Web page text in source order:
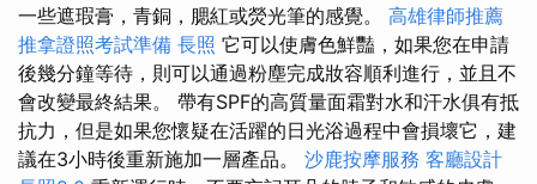
一些遮瑕膏，青銅，腮紅或熒光筆的感覺。 高雄律師推薦
推拿證照考試準備 長照 它可以使膚色鮮豔，如果您在申請
後幾分鐘等待，則可以通過粉塵完成妝容順利進行，並且不
會改變最終結果。 帶有SPF的高質量面霜對水和汗水俱有抵
抗力，但是如果您懷疑在活躍的日光浴過程中會損壞它，建
議在3小時後重新施加一層產品。 沙鹿按摩服務 客廳設計